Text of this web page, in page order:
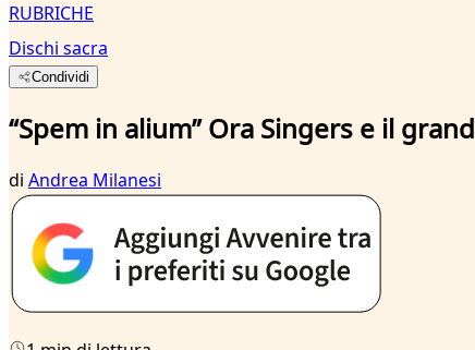
RUBRICHE
Dischi sacra
Condividi
“Spem in alium” Ora Singers e il
di Andrea Milanesi